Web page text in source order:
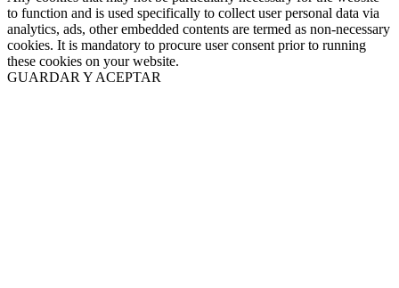
to function and is used specifically to collect user personal data via
analytics, ads, other embedded contents are termed as non-necessary
cookies. It is mandatory to procure user consent prior to running
these cookies on your website.
GUARDAR Y ACEPTAR